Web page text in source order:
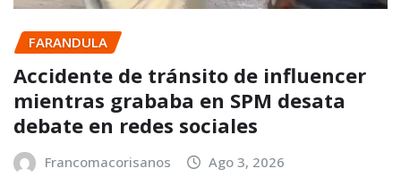
FARANDULA
Accidente de tránsito de influencer
mientras grababa en SPM desata
debate en redes sociales
Francomacorisanos Ago 3, 2026